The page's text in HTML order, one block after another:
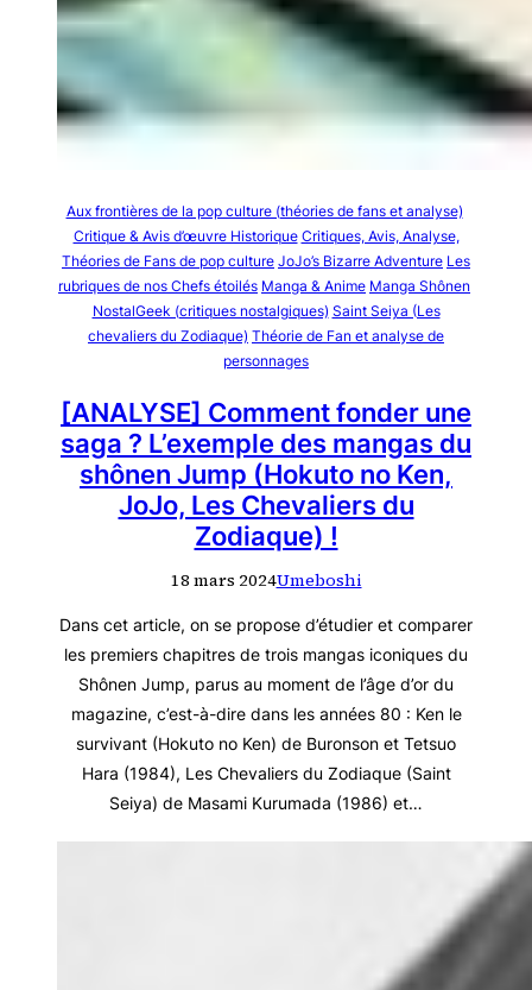
Aux frontières de la pop culture (théories de fans et analyse)
Critique & Avis d’œuvre Historique Critiques, Avis, Analyse,
Théories de Fans de pop culture JoJo’s Bizarre Adventure Les
rubriques de nos Chefs étoilés Manga & Anime Manga Shônen
NostalGeek (critiques nostalgiques) Saint Seiya (Les
chevaliers du Zodiaque) Théorie de Fan et analyse de
personnages
[ANALYSE] Comment fonder une
saga ? L’exemple des mangas du
shônen Jump (Hokuto no Ken,
JoJo, Les Chevaliers du
Zodiaque) !
18 mars 2024Umeboshi
Dans cet article, on se propose d’étudier et comparer
les premiers chapitres de trois mangas iconiques du
Shônen Jump, parus au moment de l’âge d’or du
magazine, c’est-à-dire dans les années 80 : Ken le
survivant (Hokuto no Ken) de Buronson et Tetsuo
Hara (1984), Les Chevaliers du Zodiaque (Saint
Seiya) de Masami Kurumada (1986) et…